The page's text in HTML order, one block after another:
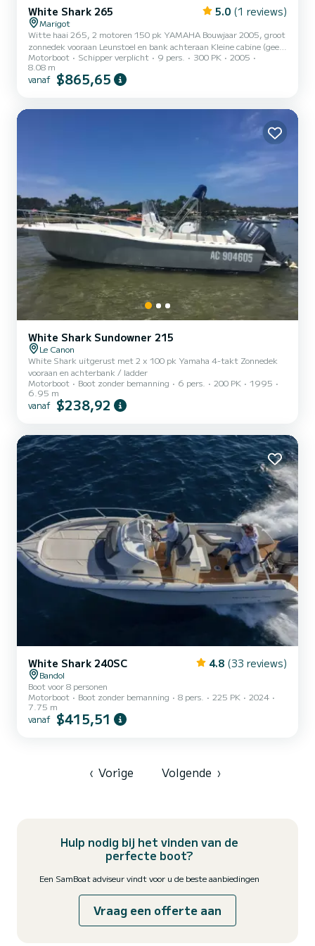
White Shark 265 5.0 (1 reviews)
Marigot
Witte haai 265, 2 motoren 150 pk YAMAHA Bouwjaar 2005, groot
zonnedek vooraan Leunstoel en bank achteraan Kleine cabine (geen
slaapplaats) Ladder Zonnetent Maximaal 8 + schipper Douche
Muziek aan boord 2 koelboxen met ijs Voor de bestemming
Anguilla, gelieve de optie ANGUILLA toe te voegen. Een inreistaks
Motorboot Schipper verplicht 9 pers. 300 PK
2005
8.08 m
vanaf $865,65
White Shark Sundowner 215
Le Canon
White Shark uitgerust met 2 x 100 pk Yamaha 4-takt Zonnedek
vooraan en achterbank / ladder
Motorboot
Boot zonder bemanning 6 pers. 200 PK
1995
6.95 m
vanaf $238,92
White Shark 240SC 4.8 (33 reviews)
Bandol
Boot voor 8 personen
Motorboot
Boot zonder bemanning 8 pers. 225 PK
2024
7.75 m
vanaf $415,51
‹ Vorige Volgende ›
Hulp nodig bij het vinden van de
perfecte boot?
Een SamBoat adviseur vindt voor u de beste aanbiedingen
Vraag een offerte aan